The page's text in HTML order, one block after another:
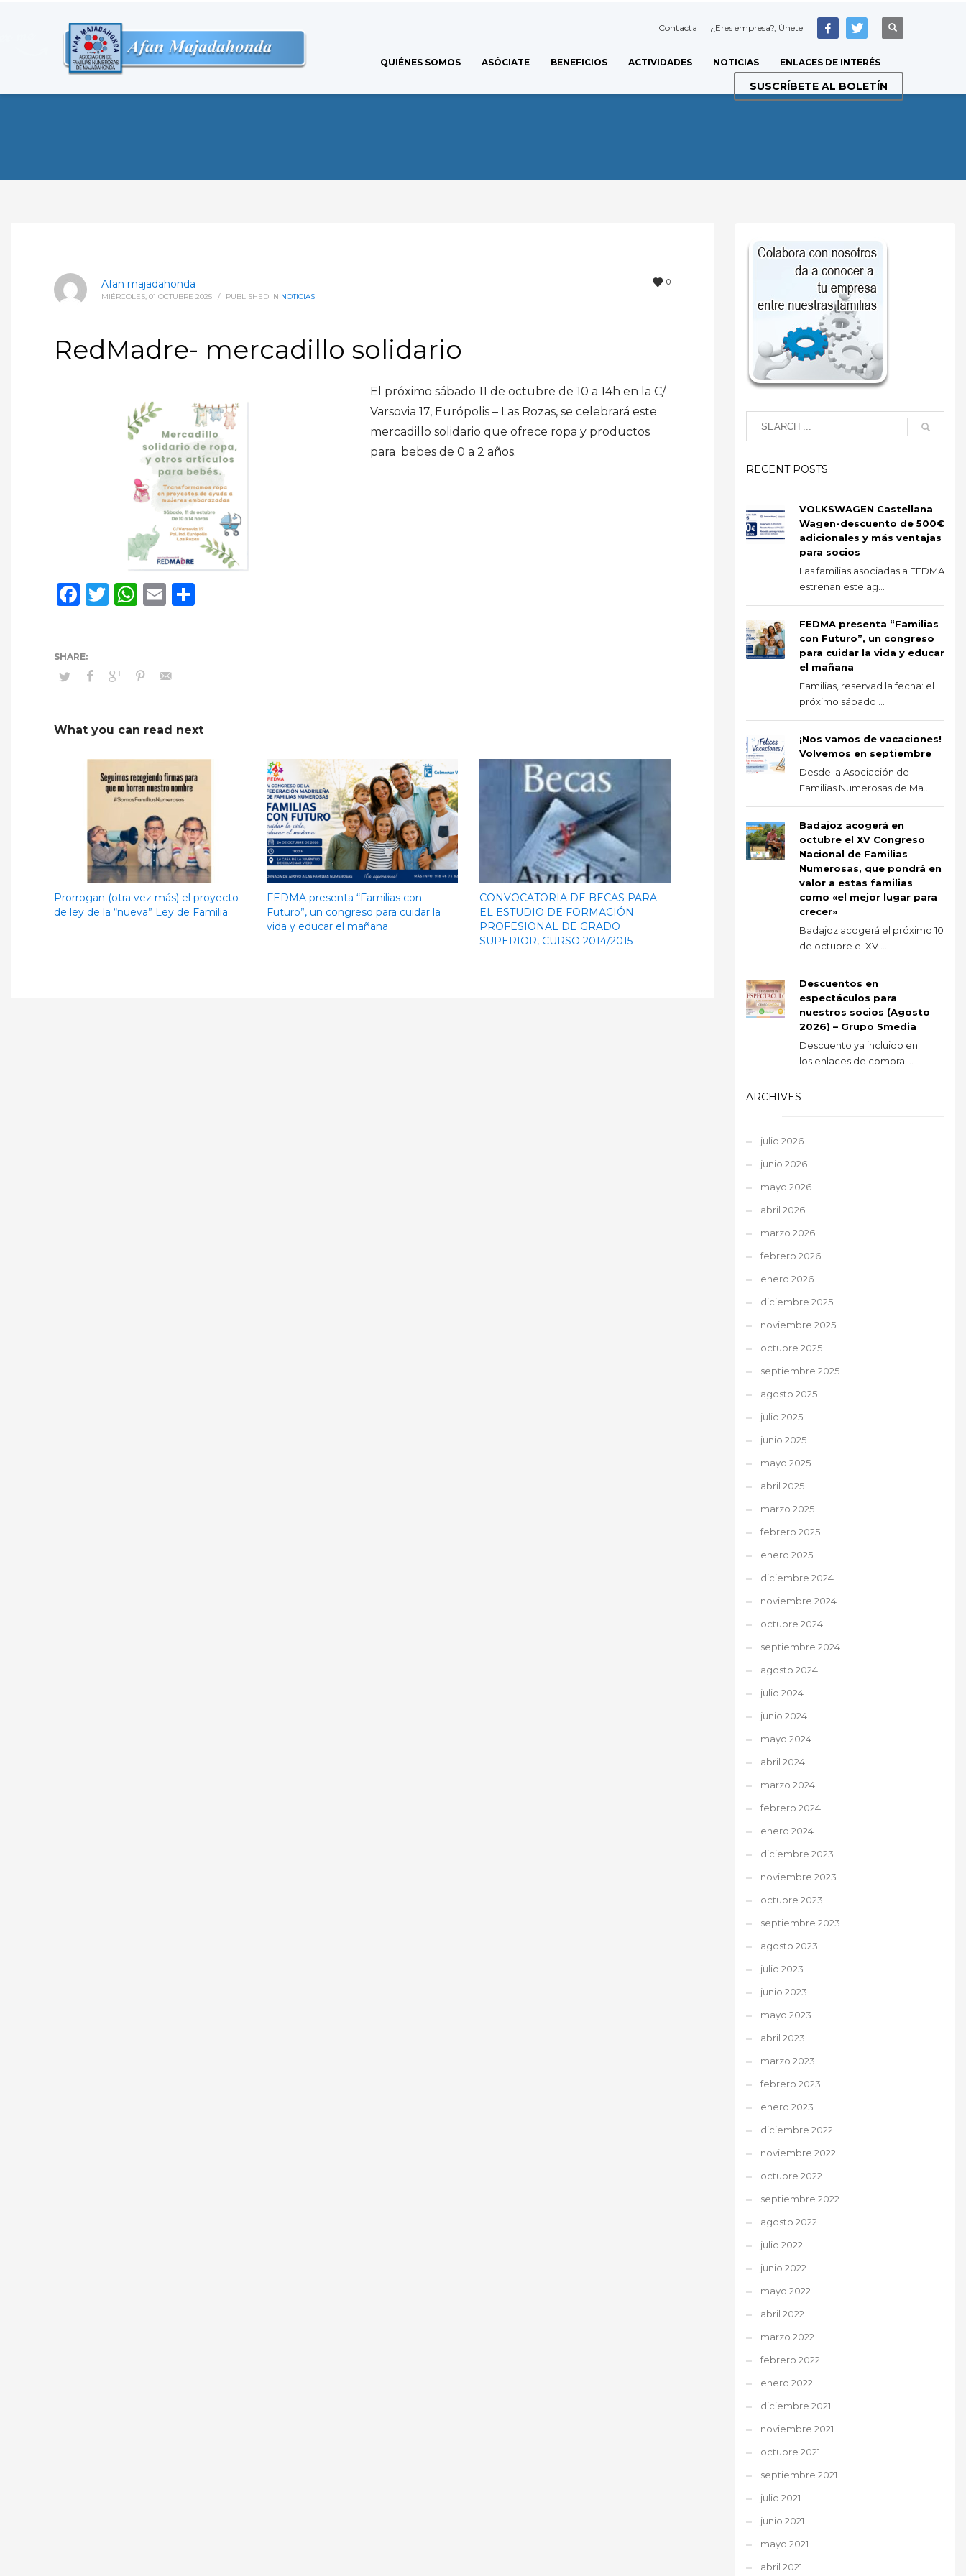
Contacta ¿Eres empresa?, Únete
QUIÉNES SOMOS ASÓCIATE BENEFICIOS ACTIVIDADES NOTICIAS ENLACES DE INTERÉS
SUSCRÍBETE AL BOLETÍN
0
Afan majadahonda
MIÉRCOLES, 01 OCTUBRE 2025 / PUBLISHED IN NOTICIAS
RedMadre- mercadillo solidario
El próximo sábado 11 de octubre de 10 a 14h en la C/
Varsovia 17, Európolis – Las Rozas, se celebrará este
mercadillo solidario que ofrece ropa y productos
para bebes de 0 a 2 años.
Facebook
Twitter
WhatsApp
Email
What you can read next
Prorrogan (otra vez más) el proyecto
de ley de la “nueva” Ley de Familia
FEDMA presenta “Familias con
Futuro”, un congreso para cuidar la
vida y educar el mañana
CONVOCATORIA DE BECAS PARA
EL ESTUDIO DE FORMACIÓN
PROFESIONAL DE GRADO
SUPERIOR, CURSO 2014/2015
RECENT POSTS
VOLKSWAGEN Castellana
Wagen-descuento de 500€
adicionales y más ventajas
para socios
Las familias asociadas a FEDMA
estrenan este ag...
FEDMA presenta “Familias
con Futuro”, un congreso
para cuidar la vida y educar
el mañana
Familias, reservad la fecha: el
próximo sábado ...
¡Nos vamos de vacaciones!
Volvemos en septiembre
Desde la Asociación de
Familias Numerosas de Ma...
Badajoz acogerá en
octubre el XV Congreso
Nacional de Familias
Numerosas, que pondrá en
valor a estas familias
como «el mejor lugar para
crecer»
Badajoz acogerá el próximo 10
de octubre el XV ...
Descuentos en
espectáculos para
nuestros socios (Agosto
2026) – Grupo Smedia
Descuento ya incluido en
los enlaces de compra ...
ARCHIVES
julio 2026
junio 2026
mayo 2026
abril 2026
marzo 2026
febrero 2026
enero 2026
diciembre 2025
noviembre 2025
octubre 2025
septiembre 2025
agosto 2025
julio 2025
junio 2025
mayo 2025
abril 2025
marzo 2025
febrero 2025
enero 2025
diciembre 2024
noviembre 2024
octubre 2024
septiembre 2024
agosto 2024
julio 2024
junio 2024
mayo 2024
abril 2024
marzo 2024
febrero 2024
enero 2024
diciembre 2023
noviembre 2023
octubre 2023
septiembre 2023
agosto 2023
julio 2023
junio 2023
mayo 2023
abril 2023
marzo 2023
febrero 2023
enero 2023
diciembre 2022
noviembre 2022
octubre 2022
septiembre 2022
agosto 2022
julio 2022
junio 2022
mayo 2022
abril 2022
marzo 2022
febrero 2022
enero 2022
diciembre 2021
noviembre 2021
octubre 2021
septiembre 2021
julio 2021
junio 2021
mayo 2021
abril 2021